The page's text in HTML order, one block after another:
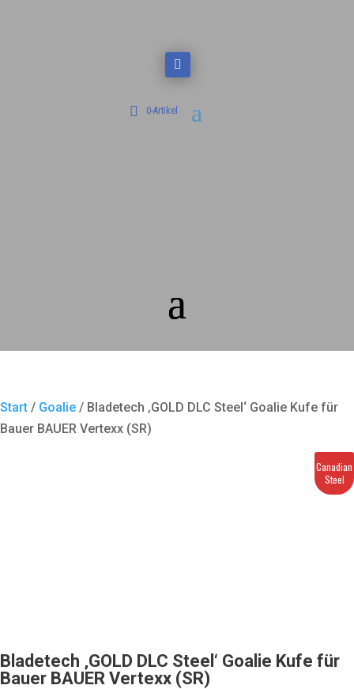
0-Artikel
Start / Goalie / Bladetech ‚GOLD DLC Steel‘ Goalie Kufe für
Bauer BAUER Vertexx (SR)
Canadian
Steel
Bladetech ‚GOLD DLC Steel‘ Goalie Kufe für
Bauer BAUER Vertexx (SR)